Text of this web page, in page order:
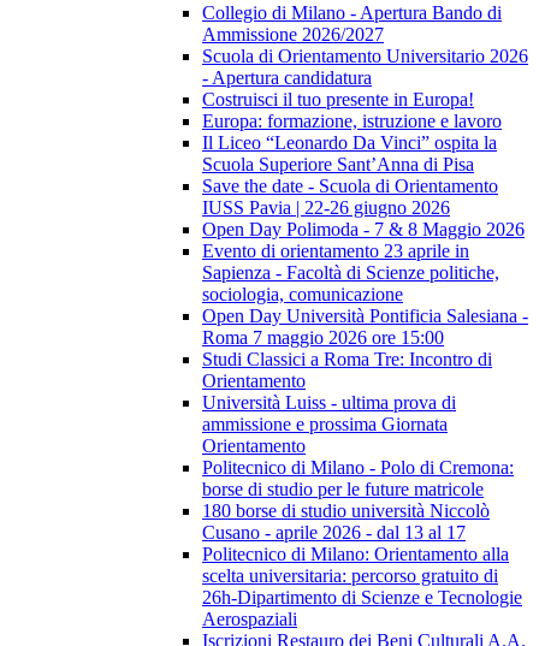
Collegio di Milano - Apertura Bando di
Ammissione 2026/2027
Scuola di Orientamento Universitario 2026
- Apertura candidatura
Costruisci il tuo presente in Europa!
Europa: formazione, istruzione e lavoro
Il Liceo “Leonardo Da Vinci” ospita la
Scuola Superiore Sant’Anna di Pisa
Save the date - Scuola di Orientamento
IUSS Pavia | 22-26 giugno 2026
Open Day Polimoda - 7 & 8 Maggio 2026
Evento di orientamento 23 aprile in
Sapienza - Facoltà di Scienze politiche,
sociologia, comunicazione
Open Day Università Pontificia Salesiana -
Roma 7 maggio 2026 ore 15:00
Studi Classici a Roma Tre: Incontro di
Orientamento
Università Luiss - ultima prova di
ammissione e prossima Giornata
Orientamento
Politecnico di Milano - Polo di Cremona:
borse di studio per le future matricole
180 borse di studio università Niccolò
Cusano - aprile 2026 - dal 13 al 17
Politecnico di Milano: Orientamento alla
scelta universitaria: percorso gratuito di
26h-Dipartimento di Scienze e Tecnologie
Aerospaziali
Iscrizioni Restauro dei Beni Culturali A.A.